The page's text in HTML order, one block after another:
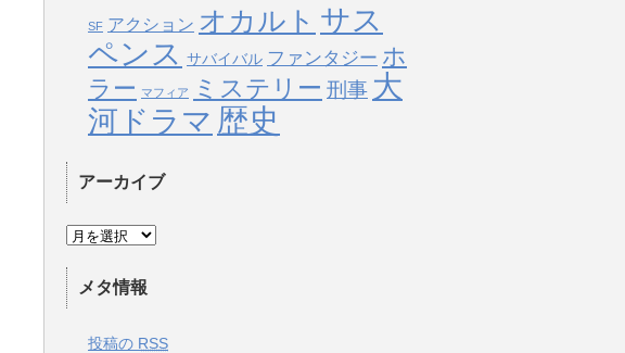
SF アクション オカルト サス
ペンス サバイバル ファンタジー ホ
ラー マフィア ミステリー 刑事 大
河ドラマ 歴史
アーカイブ
メタ情報
投稿の RSS